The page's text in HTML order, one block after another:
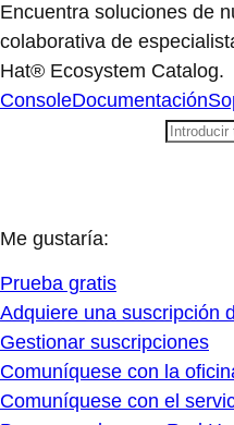
Encuentra soluciones de
colaborativa de
Hat® Ecosystem Catalog.
ConsoleDocumentación
Me gustaría:
Prueba gratis
Adquiere una suscripción
Gestionar suscripciones
Comuníquese con la
Comuníquese con el